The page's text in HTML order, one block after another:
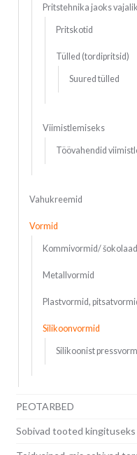
Pritstehnika jaoks vajalik
Pritskotid
Tülled (tordipritsid)
Suured tülled
Viimistlemiseks
Töövahendid
Vahukreemid
Vormid
Kommivormid/
Metallvormid
Plastvormid,
Silikoonvormid
Silikoonist
PEOTARBED
Sobivad tooted